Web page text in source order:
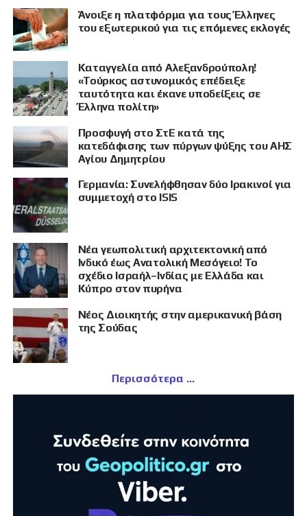
Άνοιξε η πλατφόρμα για τους Έλληνες
του εξωτερικού για τις επόμενες εκλογές
Καταγγελία από Αλεξανδρούπολη!
«Τούρκος αστυνομικός επέδειξε
ταυτότητα και έκανε υποδείξεις σε
Έλληνα πολίτη»
Προσφυγή στο ΣτΕ κατά της
κατεδάφισης των πύργων ψύξης του ΑΗΣ
Αγίου Δημητρίου
Γερμανία: Συνελήφθησαν δύο Ιρακινοί για
συμμετοχή στο ISIS
Νέα γεωπολιτική αρχιτεκτονική από
Ινδικό έως Ανατολική Μεσόγειο! Το
σχέδιο Ισραήλ–Ινδίας με Ελλάδα και
Κύπρο στον πυρήνα
Νέος Διοικητής στην αμερικανική βάση
της Σούδας
Περισσότερα